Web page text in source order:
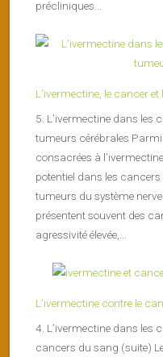
précliniques...
L’ivermectine, le cancer
5. L’ivermectine dans les
tumeurs cérébrales
consacrées à
potentiel dans les
tumeurs du système
présentent souvent des
agressivité élevée,...
L’ivermectine contre le
4. L’ivermectine dans les
cancers du sang (suite)